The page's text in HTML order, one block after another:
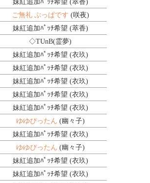
妹紅追加ﾊﾟｯﾁ希望 (萃香)
ご無礼 ぶっぱです (咲夜)
妹紅追加ﾊﾟｯﾁ希望 (萃香)
◇TUnB(霊夢)
妹紅追加ﾊﾟｯﾁ希望 (衣玖)
妹紅追加ﾊﾟｯﾁ希望 (衣玖)
妹紅追加ﾊﾟｯﾁ希望 (衣玖)
妹紅追加ﾊﾟｯﾁ希望 (衣玖)
妹紅追加ﾊﾟｯﾁ希望 (衣玖)
ゆゆぴったん (幽々子)
妹紅追加ﾊﾟｯﾁ希望 (衣玖)
ゆゆぴったん (幽々子)
妹紅追加ﾊﾟｯﾁ希望 (衣玖)
妹紅追加ﾊﾟｯﾁ希望 (衣玖)